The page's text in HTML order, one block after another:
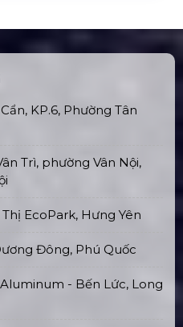
KP.6, Phường Tân
Trì, phường Vân Nội,
EcoPark, Hưng Yên
Đông, Phú Quốc
- Bến Lức, Long